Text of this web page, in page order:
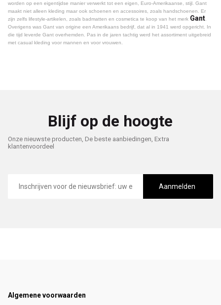
worden op een eigentijdse manier verwerkt tot een eigen, Euro-Amerikaanse, stijl. Gant
maakt niet alleen kleding maar ook schoenen en accessoires, zoals handschoenen. Er
zijn zelfs lifestyle-artikelen, zoals badmatten en cosmetica te koop van het merk Gant.
Overigens was Gant van origine een Amerikaans bedrijf, dat al in 1941 werd opgericht. In
die tijd leverde Gant overhemden. Pas in de jaren tachtig werd het assortiment uitgebreid
met casual kleding voor mannen en voor vrouwen.
Blijf op de hoogte
Onze nieuwste producten, De beste aanbiedingen, Extra
klantenvoordeel
mailadres
Aanmelden
Footer
Algemene voorwaarden